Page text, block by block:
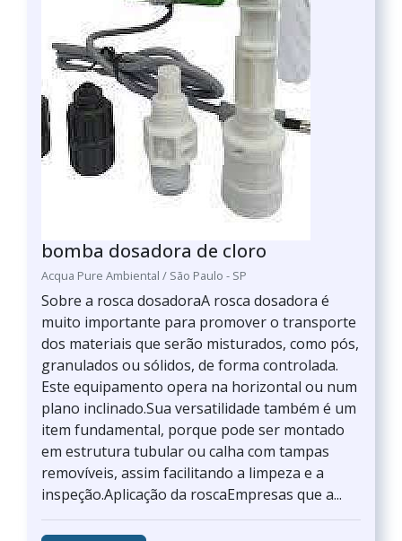
bomba dosadora de cloro
Acqua Pure Ambiental / São Paulo - SP
Sobre a rosca dosadoraA rosca dosadora é
muito importante para promover o transporte
dos materiais que serão misturados, como pós,
granulados ou sólidos, de forma controlada.
Este equipamento opera na horizontal ou num
plano inclinado.Sua versatilidade também é um
item fundamental, porque pode ser montado
em estrutura tubular ou calha com tampas
removíveis, assim facilitando a limpeza e a
inspeção.Aplicação da roscaEmpresas que a...